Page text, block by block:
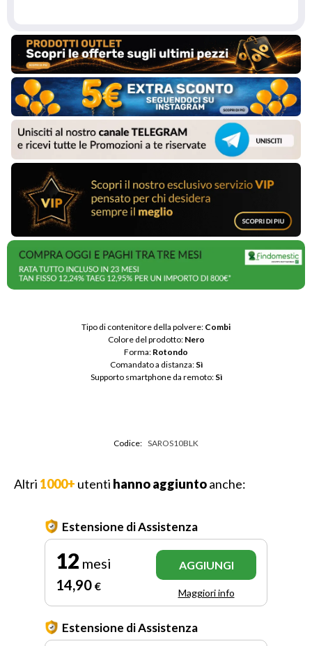
Tipo di contenitore della polvere: Combi
Colore del prodotto: Nero
Forma: Rotondo
Comandato a distanza: Sì
Supporto smartphone da remoto: Sì
Codice: SAROS10BLK
Altri 1000+ utenti hanno aggiuntoanche:
Estensione di Assistenza
12 mesi
14,90 €
AGGIUNGI
Maggiori info
Estensione di Assistenza